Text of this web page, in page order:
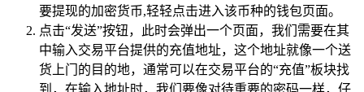
要提现的加密货币,轻轻点击进入该币种的钱包页面。
点击“发送”按钮，此时会弹出一个页面，我们需要在其
中输入交易平台提供的充值地址，这个地址就像一个送
货上门的目的地，通常可以在交易平台的“充值”板块找